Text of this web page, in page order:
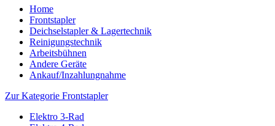
Home
Frontstapler
Deichselstapler & Lagertechnik
Reinigungstechnik
Arbeitsbühnen
Andere Geräte
Ankauf/Inzahlungnahme
Zur Kategorie Frontstapler
Elektro 3-Rad